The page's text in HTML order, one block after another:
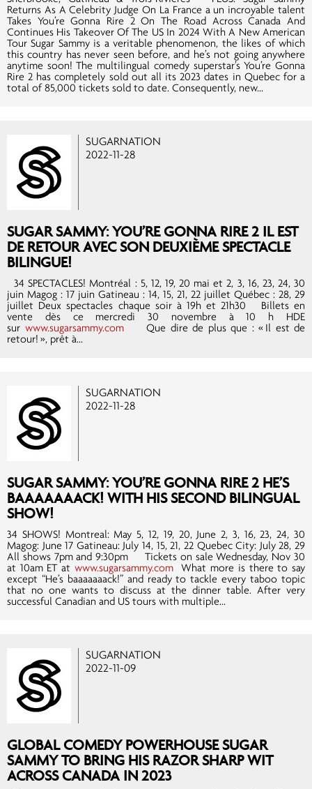
Returns As A Celebrity Judge On La France a un incroyable talent
Takes You’re Gonna Rire 2 On The Road Across Canada And
Continues His Takeover Of The US In 2024 With A New American
Tour Sugar Sammy is a veritable phenomenon, the likes of which
this country has never seen before, and he’s not going anywhere
anytime soon! The multilingual comedy superstar’s You’re Gonna
Rire 2 has completely sold out all its 2023 dates in Quebec for a
total of 85,000 tickets sold to date. Consequently, new...
SUGARNATION
2022-11-28
SUGAR SAMMY: YOU’RE GONNA RIRE 2 IL EST
DE RETOUR AVEC SON DEUXIÈME SPECTACLE
BILINGUE!
34 SPECTACLES! Montréal : 5, 12, 19, 20 mai et 2, 3, 16, 23, 24, 30
juin Magog : 17 juin Gatineau : 14, 15, 21, 22 juillet Québec : 28, 29
juillet Deux spectacles chaque soir à 19h et 21h30 Billets en
vente dès ce mercredi 30 novembre à 10 h HDE
sur www.sugarsammy.comQue dire de plus que : « Il est de
retour! », prêt à...
SUGARNATION
2022-11-28
SUGAR SAMMY: YOU’RE GONNA RIRE 2 HE’S
BAAAAAAACK! WITH HIS SECOND BILINGUAL
SHOW!
34 SHOWS! Montreal: May 5, 12, 19, 20, June 2, 3, 16, 23, 24, 30
Magog: June 17 Gatineau: July 14, 15, 21, 22 Quebec City: July 28, 29
All shows 7pm and 9:30pm Tickets on sale Wednesday, Nov 30
at 10am ET at www.sugarsammy.comWhat more is there to say
except “He’s baaaaaaack!” and ready to tackle every taboo topic
that no one wants to discuss at the dinner table. After very
successful Canadian and US tours with multiple...
SUGARNATION
2022-11-09
GLOBAL COMEDY POWERHOUSE SUGAR
SAMMY TO BRING HIS RAZOR SHARP WIT
ACROSS CANADA IN 2023